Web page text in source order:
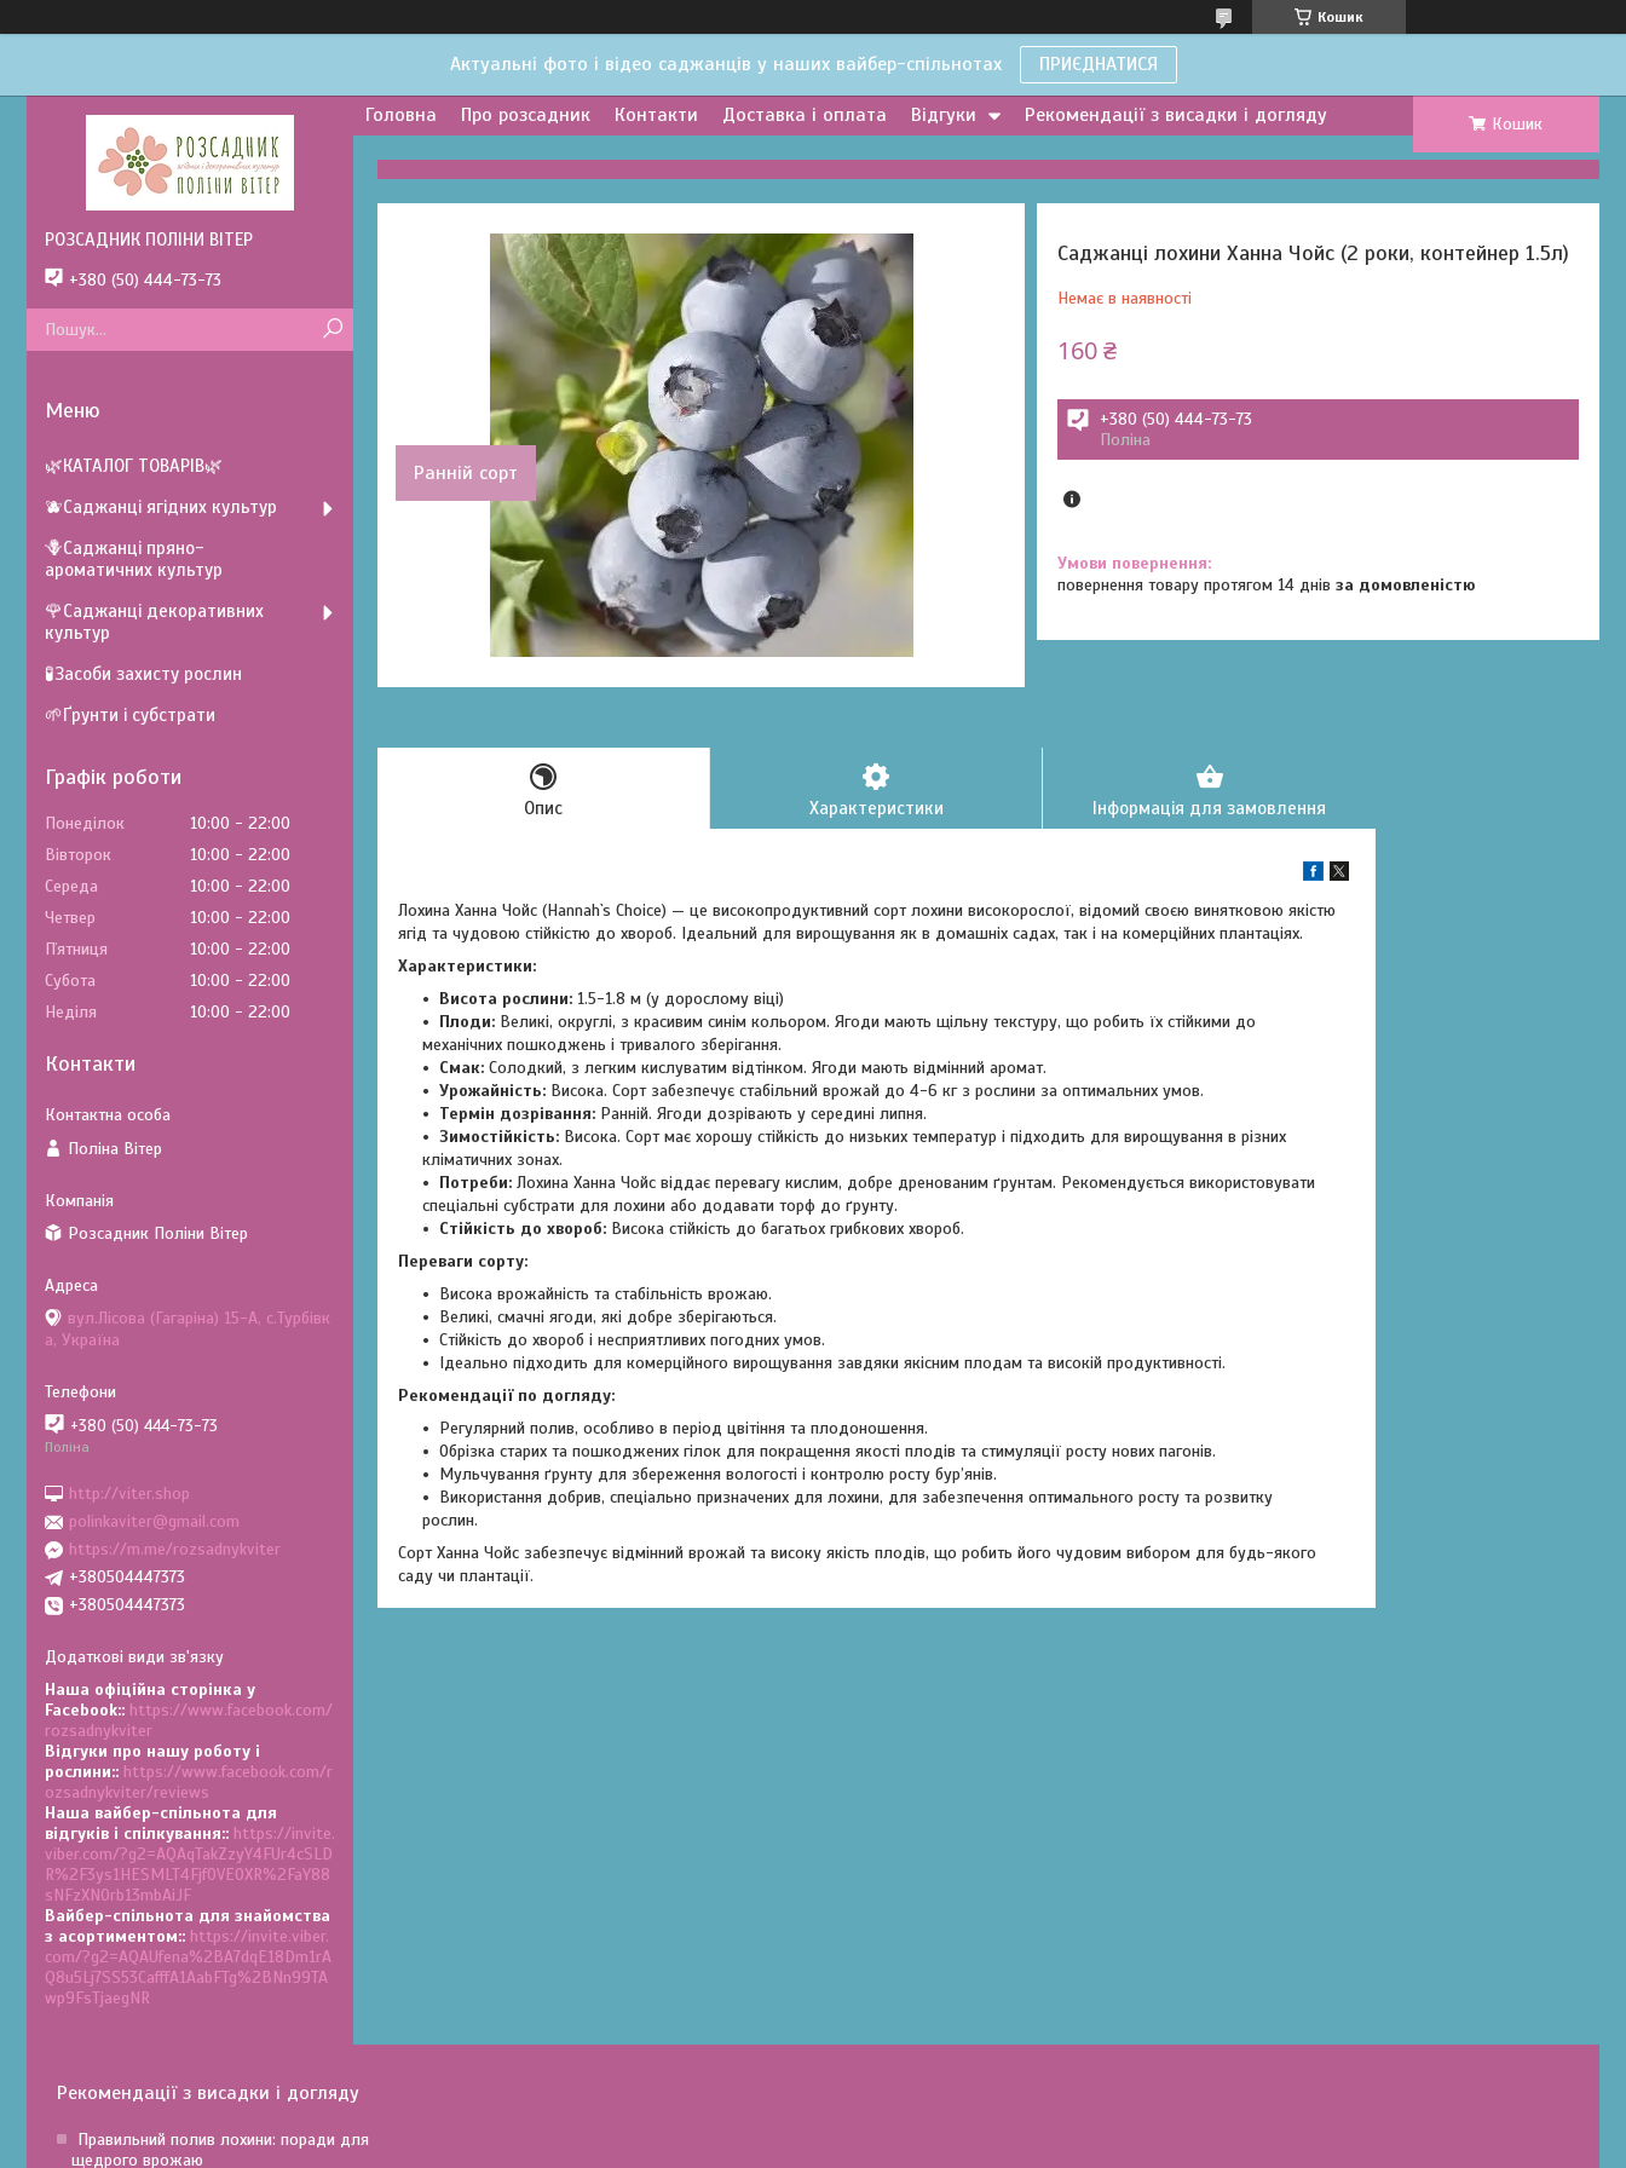
Кошик
Актуальні фото і відео саджанців у наших вайбер-спільнотах ПРИЄДНАТИСЯ
Головна Про розсадник Контакти Доставка і оплата Відгуки Рекомендації з висадки і догляду Кошик
Ранній сорт
Саджанці лохини Ханна Чойс (2 роки, контейнер 1.5л)
Немає в наявності
160 ₴
+380 (50) 444-73-73
Поліна
повернення товару протягом 14 днівза домовленістю
Опис Характеристики Інформація для замовлення
Лохина Ханна Чойс (Hannah`s Choice) — це високопродуктивний сорт лохини високорослої, відомий своєю винятковою якістю
ягід та чудовою стійкістю до хвороб. Ідеальний для вирощування як в домашніх садах, так і на комерційних плантаціях.
Характеристики:
Висота рослини: 1.5-1.8 м (у дорослому віці)
Плоди: Великі, округлі, з красивим синім кольором. Ягоди мають щільну текстуру, що робить їх стійкими до
механічних пошкоджень і тривалого зберігання.
Смак: Солодкий, з легким кислуватим відтінком. Ягоди мають відмінний аромат.
Урожайність: Висока. Сорт забезпечує стабільний врожай до 4-6 кг з рослини за оптимальних умов.
Термін дозрівання: Ранній. Ягоди дозрівають у середині липня.
Зимостійкість: Висока. Сорт має хорошу стійкість до низьких температур і підходить для вирощування в різних
кліматичних зонах.
Потреби: Лохина Ханна Чойс віддає перевагу кислим, добре дренованим ґрунтам. Рекомендується використовувати
спеціальні субстрати для лохини або додавати торф до ґрунту.
Стійкість до хвороб: Висока стійкість до багатьох грибкових хвороб.
Переваги сорту:
Висока врожайність та стабільність врожаю.
Великі, смачні ягоди, які добре зберігаються.
Стійкість до хвороб і несприятливих погодних умов.
Ідеально підходить для комерційного вирощування завдяки якісним плодам та високій продуктивності.
Рекомендації по догляду:
Регулярний полив, особливо в період цвітіння та плодоношення.
Обрізка старих та пошкоджених гілок для покращення якості плодів та стимуляції росту нових пагонів.
Мульчування ґрунту для збереження вологості і контролю росту бур’янів.
Використання добрив, спеціально призначених для лохини, для забезпечення оптимального росту та розвитку
рослин.
Сорт Ханна Чойс забезпечує відмінний врожай та високу якість плодів, що робить його чудовим вибором для будь-якого
саду чи плантації.
РОЗСАДНИК ПОЛІНИ ВІТЕР
+380 (50) 444-73-73
🌿КАТАЛОГ ТОВАРІВ🌿
🫐Саджанці ягідних культур
🪻Саджанці пряно-
ароматичних культур
🌹Саджанці декоративних
культур
🧪Засоби захисту рослин
🌱Ґрунти і субстрати
Графік роботи
Понеділок 10:00
22:00
Вівторок
10:00
22:00
Середа
10:00
22:00
Четвер
10:00
22:00
Пʼятниця
10:00
22:00
Субота
10:00
22:00
Неділя
10:00 22:00
Контакти
Поліна Вітер
Розсадник Поліни Вітер
вул.Лісова (Гагаріна) 15-А, с.Турбівк
а, Україна
+380 (50) 444-73-73
Поліна
http://viter.shop
polinkaviter@gmail.com
https://m.me/rozsadnykviter
+380504447373
+380504447373
Наша офіційна сторінка у
Facebook: https://www.facebook.com/
rozsadnykviter
Відгуки про нашу роботу і
рослини: https://www.facebook.com/r
ozsadnykviter/reviews
Наша вайбер-спільнота для
відгуків і спілкування: https://invite.
viber.com/?g2=AQAqTakZzyY4FUr4cSLD
R%2F3ys1HESMLT4Fjf0VEOXR%2FaY88
sNFzXNOrb13mbAiJF
Вайбер-спільнота для знайомства
з асортиментом: https://invite.viber.
com/?g2=AQAUfena%2BA7dqE18Dm1rA
Q8u5Lj7SS53CafffA1AabFTg%2BNn99TA
wp9FsTjaegNR
Рекомендації з висадки і догляду
Правильний полив лохини: поради для
щедрого врожаю